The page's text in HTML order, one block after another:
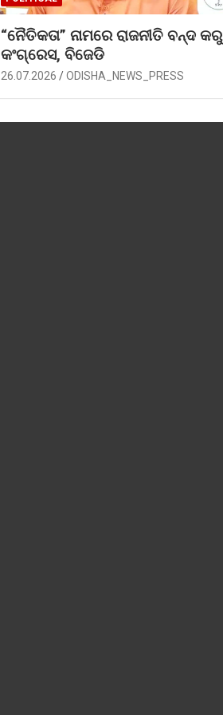
“ନୈତିକତା” ନାମରେ ରାଜନୀତି ବନ୍ଦ କରୁ
କଂଗ୍ରେସ, ବିଜେଡି
26.07.2026 ODISHA_NEWS_PRESS